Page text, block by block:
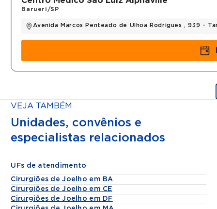
Barueri/SP
Avenida Marcos Penteado de Ulhoa Rodrigues , 939 -
VEJA TAMBÉM
Unidades, convênios e
especialistas relacionados
UFs de atendimento
Cirurgiões de Joelho em BA
Cirurgiões de Joelho em CE
Cirurgiões de Joelho em DF